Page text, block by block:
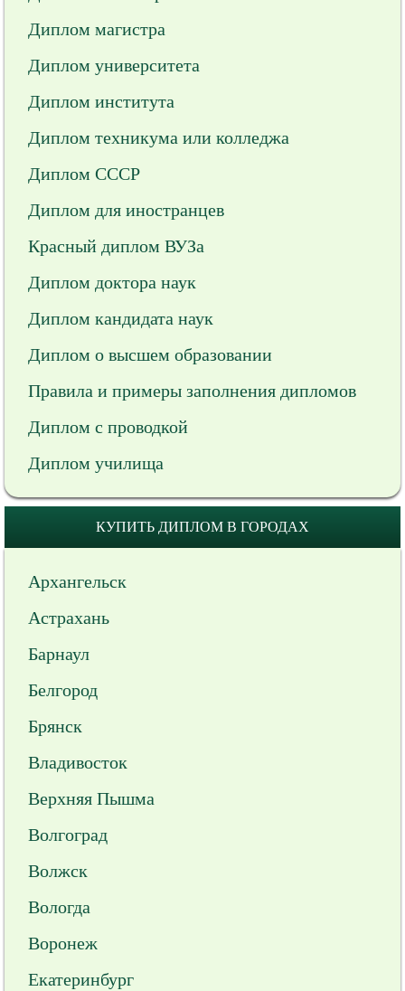
Диплом магистра
Диплом университета
Диплом института
Диплом техникума или колледжа
Диплом СССР
Диплом для иностранцев
Красный диплом ВУЗа
Диплом доктора наук
Диплом кандидата наук
Диплом о высшем образовании
Правила и примеры заполнения дипломов
Диплом с проводкой
Диплом училища
КУПИТЬ ДИПЛОМ В ГОРОДАХ
Архангельск
Астрахань
Барнаул
Белгород
Брянск
Владивосток
Верхняя Пышма
Волгоград
Волжск
Вологда
Воронеж
Екатеринбург